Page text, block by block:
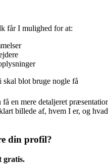
får I mulighed for at:
skal blot bruge nogle få
få en mere detaljeret
billede af, hvem I er, og
din profil?
gratis.